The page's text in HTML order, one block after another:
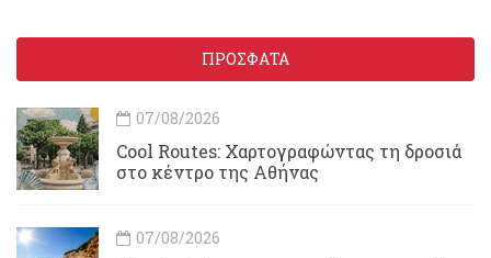
ΠΡΟΣΦΑΤΑ
07/08/2026
Cool Routes: Χαρτογραφώντας τη δροσιά
στο κέντρο της Αθήνας
07/08/2026